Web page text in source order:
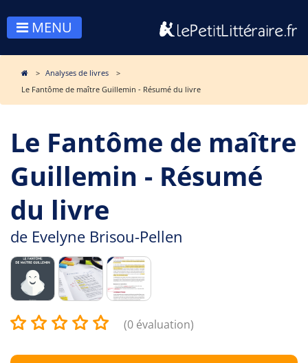
MENU
Analyses de livres
Le Fantôme de maître Guillemin - Résumé du livre
Le Fantôme de maître
Guillemin - Résumé
du livre
de Evelyne Brisou-Pellen
(0 évaluation)